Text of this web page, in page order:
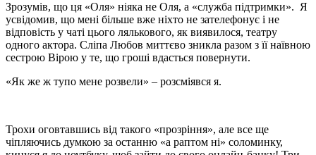
Зрозумів, що ця «Оля» ніяка не Оля, а «служба підтримки». Я
усвідомив, що мені більше вже ніхто не зателефонує і не
відповість у чаті цього лялькового, як виявилося, театру
одного актора. Сліпа Любов миттєво зникла разом з її наївною
сестрою Вірою у те, що гроші вдасться повернути.
«Як же ж тупо мене розвели» – розсміявся я.
Трохи оговтавшись від такого «прозріння», але все ще
чіпляючись думкою за останню «а раптом ні» соломинку,